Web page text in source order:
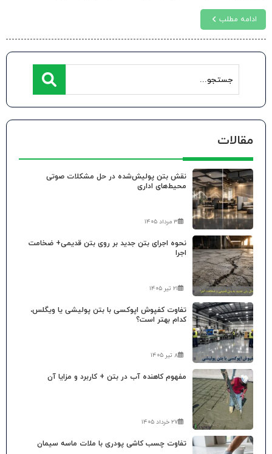
ادامه مطلب
مقالات
نقش بتن پولیش‌شده در حل مشکلات صوتی
محیط‌های اداری
۳ مرداد ۱۴۰۵
نحوه اجرای بتن جدید بر روی بتن قدیمی+ ضخامت
اجرا
۲۱ تیر ۱۴۰۵
تفاوت کفپوش اپوکسی با بتن پولیشی یا ویگلس،
کدام بهتر است؟
۸ تیر ۱۴۰۵
مفهوم کاهنده آب در بتن + کاربرد و مزایا آن
۲۷ خرداد ۱۴۰۵
تفاوت چسب کاشی پودری با ملات ماسه سیمان